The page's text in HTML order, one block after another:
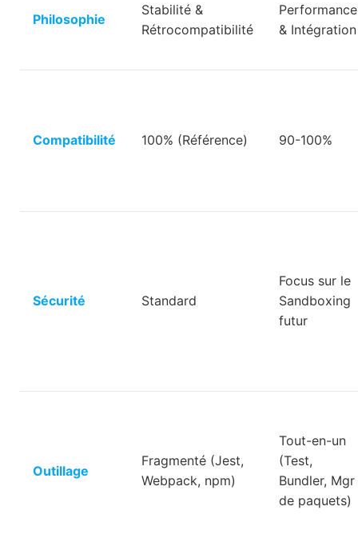
Philosophie
Stabilité &
Rétrocompatibilité
Performance
& Intégration
Compatibilité 100% (Référence) 90-100%
Sécurité Standard
Focus sur le
Sandboxing
futur
Outillage
Fragmenté (Jest,
Webpack, npm)
Tout-en-un
(Test,
Bundler, Mgr
de paquets)